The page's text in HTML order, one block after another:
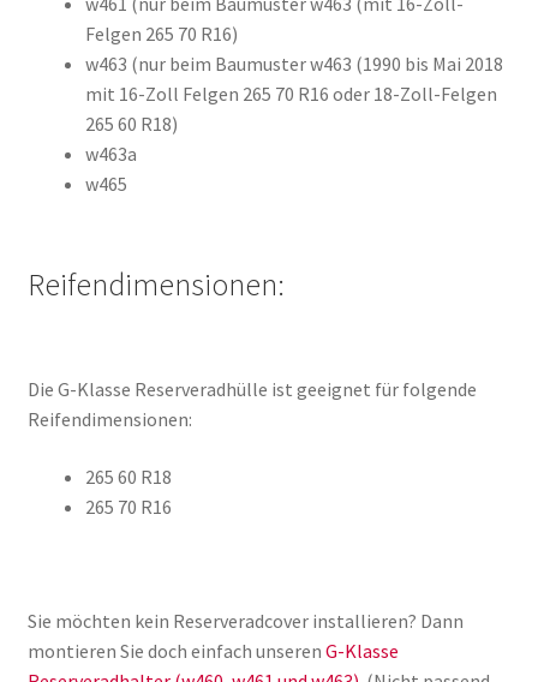
Felgen 265 70 R16)
w463 (nur beim Baumuster w463 (1990 bis Mai 2018
mit 16-Zoll Felgen 265 70 R16 oder 18-Zoll-Felgen
265 60 R18)
w463a
w465
Reifendimensionen:
Die G-Klasse Reserveradhülle ist geeignet für folgende
Reifendimensionen:
265 60 R18
265 70 R16
Sie möchten kein Reserveradcover installieren? Dann
montieren Sie doch einfach unseren G-Klasse